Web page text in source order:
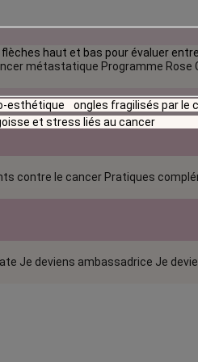
métastatique Programme Rose
contre le cancer Pratiques
Je deviens ambassadrice Je
haut et bas pour évaluer
esthétique ongles fragilisés par le
et stress liés au cancer